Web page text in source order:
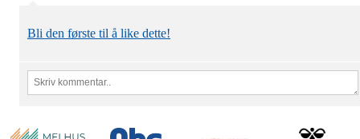
Bli den første til å like dette!